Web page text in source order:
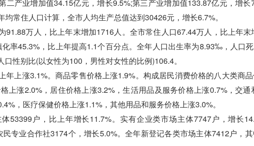
二产业增加值34.15亿元，增长9.5%;第三产业增加值133.87亿元，增
均常住人口计算，全市人均生产总值达到30426元，增长6.7%。
万人，比上年末增加1716人。全市常住人口67.44万人，比上年末
率45.3%，比上年提高1.1个百分点。全年人口出生率为8.93‰，人口
性别比(以女性为100，男性对女性的比例)106.4。
上涨3.1%。商品零售价格上涨1.9%。构成居民消费价格的八大类商
上涨2.0%，居住价格上涨3.2%，生活用品及服务价格上涨0.7%，交通
，医疗保健价格上涨1.1%，其他用品和服务价格上涨3.0%。
户，比上年增长11.7%。实有企业类市场主体7747户，增长
专业合作社3174个，增长5.0%。全年新登记各类市场主体7412户，